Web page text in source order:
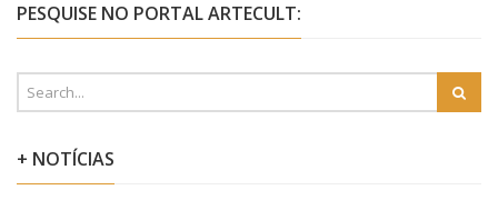
PESQUISE NO PORTAL ARTECULT:
+ NOTÍCIAS